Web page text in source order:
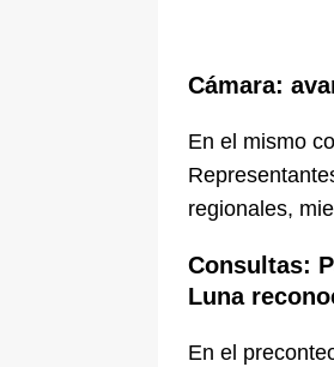
Cámara:
En el mismo
regionales,
Consultas:
Luna
En el